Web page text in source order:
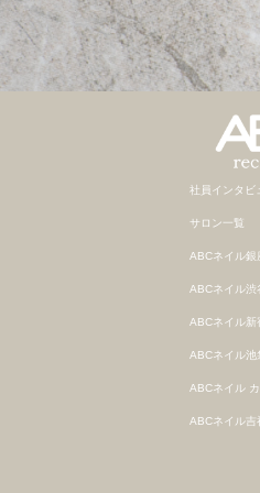
社員インタビ
サロン一覧
ABCネイル銀
ABCネイル渋
ABCネイル新
ABCネイル池
ABCネイル
ABCネイル吉